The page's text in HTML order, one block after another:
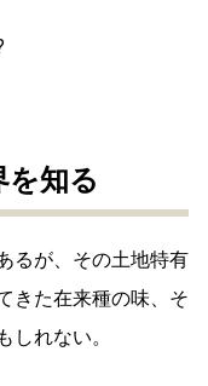
を知る
るが、その土地特有
きた在来種の味、そ
れない。